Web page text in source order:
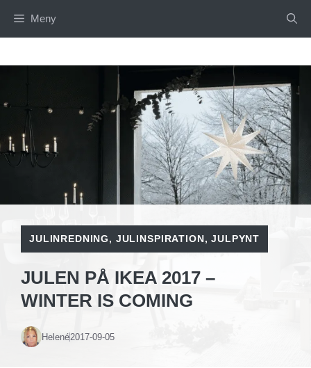
Meny
JULINREDNING, JULINSPIRATION,JULPYNT
JULEN PÅ IKEA 2017 –
WINTER IS COMING
Helené2017-09-05